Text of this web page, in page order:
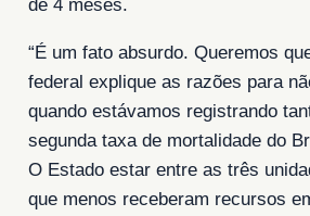
de 4 meses.
“É um fato absurdo. Queremos
federal explique as razões para
quando estávamos registrando
segunda taxa de mortalidade do
O Estado estar entre as três
que menos receberam recursos